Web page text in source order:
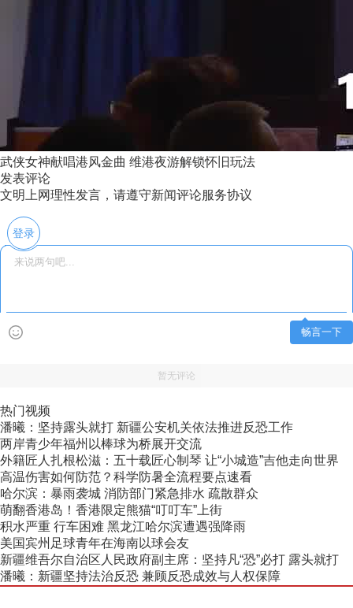
武侠女神献唱港风金曲 维港夜游解锁怀旧玩法
发表评论
文明上网理性发言，请遵守新闻评论服务协议
登录
畅言一下
暂无评论
热门视频
潘曦：坚持露头就打 新疆公安机关依法推进反恐工作
两岸青少年福州以棒球为桥展开交流
外籍匠人扎根松滋：五十载匠心制琴 让“小城造”吉他走向世界
高温伤害如何防范？科学防暑全流程要点速看
哈尔滨：暴雨袭城 消防部门紧急排水 疏散群众
萌翻香港岛！香港限定熊猫“叮叮车”上街
积水严重 行车困难 黑龙江哈尔滨遭遇强降雨
美国宾州足球青年在海南以球会友
新疆维吾尔自治区人民政府副主席：坚持凡“恐”必打 露头就打
潘曦：新疆坚持法治反恐 兼顾反恐成效与人权保障